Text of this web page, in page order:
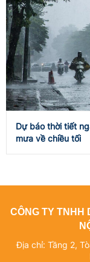
Dự báo thời tiết
mưa về chiều tối
CÔNG TY TNHH
Địa chỉ: Tầng 2,